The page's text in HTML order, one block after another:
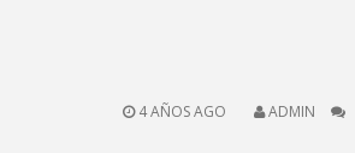
4 AÑOS AGO ADMIN